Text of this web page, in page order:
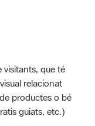
visitants, que té
relacionat
productes o bé
guiats, etc.)